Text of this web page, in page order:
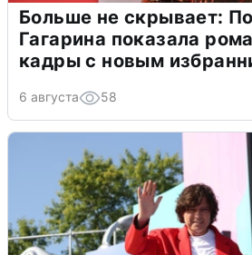
Больше не скрывает:
Гагарина показала
кадры с новым
6 августа 58